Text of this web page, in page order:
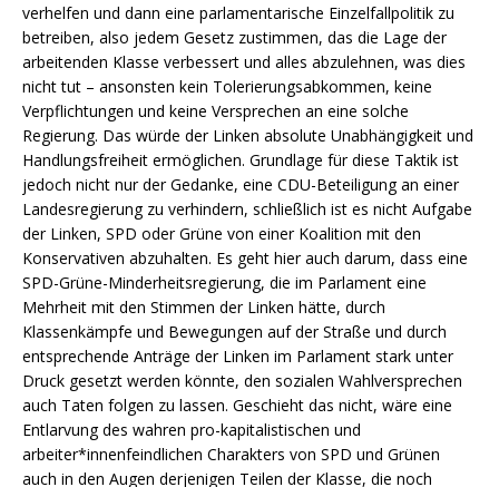
verhelfen und dann eine parlamentarische Einzelfallpolitik zu
betreiben, also jedem Gesetz zustimmen, das die Lage der
arbeitenden Klasse verbessert und alles abzulehnen, was dies
nicht tut – ansonsten kein Tolerierungsabkommen, keine
Verpflichtungen und keine Versprechen an eine solche
Regierung. Das würde der Linken absolute Unabhängigkeit und
Handlungsfreiheit ermöglichen. Grundlage für diese Taktik ist
jedoch nicht nur der Gedanke, eine CDU-Beteiligung an einer
Landesregierung zu verhindern, schließlich ist es nicht Aufgabe
der Linken, SPD oder Grüne von einer Koalition mit den
Konservativen abzuhalten. Es geht hier auch darum, dass eine
SPD-Grüne-Minderheitsregierung, die im Parlament eine
Mehrheit mit den Stimmen der Linken hätte, durch
Klassenkämpfe und Bewegungen auf der Straße und durch
entsprechende Anträge der Linken im Parlament stark unter
Druck gesetzt werden könnte, den sozialen Wahlversprechen
auch Taten folgen zu lassen. Geschieht das nicht, wäre eine
Entlarvung des wahren pro-kapitalistischen und
arbeiter*innenfeindlichen Charakters von SPD und Grünen
auch in den Augen derjenigen Teilen der Klasse, die noch